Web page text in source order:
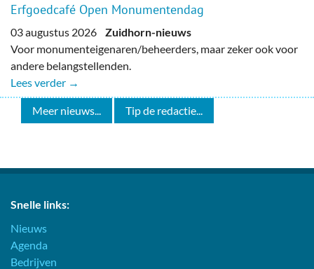
Erfgoedcafé Open Monumentendag
03 augustus 2026 Zuidhorn-nieuws
Voor monumenteigenaren/beheerders, maar zeker ook voor
andere belangstellenden.
Lees verder →
Meer nieuws... Tip de redactie...
Snelle links:
Nieuws
Agenda
Bedrijven